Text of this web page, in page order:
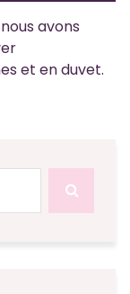
avons
et en duvet.